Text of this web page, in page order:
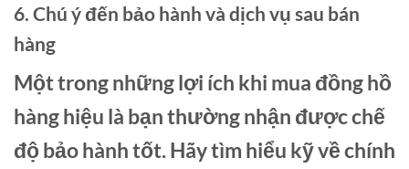
6. Chú ý đến bảo hành và dịch vụ sau bán
hàng
Một trong những lợi ích khi mua đồng hồ
hàng hiệu là bạn thường nhận được chế
độ bảo hành tốt. Hãy tìm hiểu kỹ về chính